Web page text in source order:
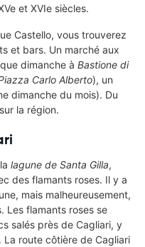
et XVIe siècles.
Castello, vous trouverez
et bars. Un marché aux
dimanche à Bastione di
Carlo Alberto), un
dimanche du mois). Du
la région.
lagune de Santa Gilla,
des flamants roses. Il y a
mais malheureusement,
Les flamants roses se
salés près de Cagliari, y
. La route côtière de Cagliari